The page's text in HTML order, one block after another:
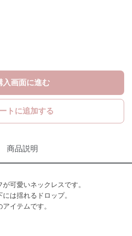
入画面に進む
トに追加する
商品説明
可愛いネックレスです。
は揺れるドロップ。
イテムです。